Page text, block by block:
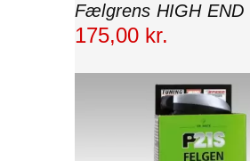
Fælgrens HIGH END
175,00 kr.